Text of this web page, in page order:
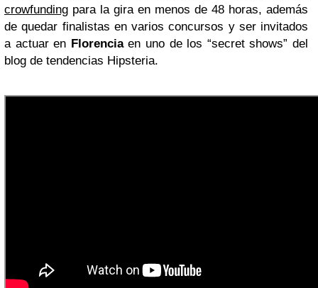
crowfunding para la gira en menos de 48 horas, además
de quedar finalistas en varios concursos y ser invitados
a actuar en Florenciaen uno de los “secret shows” del
blog de tendencias Hipsteria.